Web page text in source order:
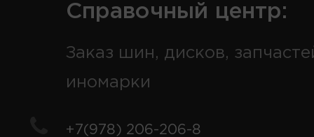
Справочный центр:
Заказ шин, дисков,
иномарки
+7(978) 206-206-8